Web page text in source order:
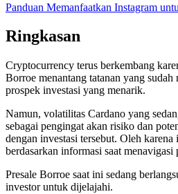
Panduan Memanfaatkan Instagram
Ringkasan
Cryptocurrency terus berkembang
Borroe menantang tatanan yang sudah
prospek investasi yang menarik.
Namun, volatilitas Cardano yang
sebagai pengingat akan risiko dan
dengan investasi tersebut. Oleh karena
berdasarkan informasi saat
Presale Borroe saat ini sedang
investor untuk dijelajahi.